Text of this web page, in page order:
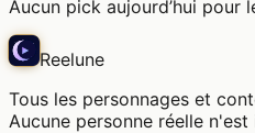
Aucun pick aujourd’hui pour
Reelune
Tous les personnages et
Aucune personne réelle n'est